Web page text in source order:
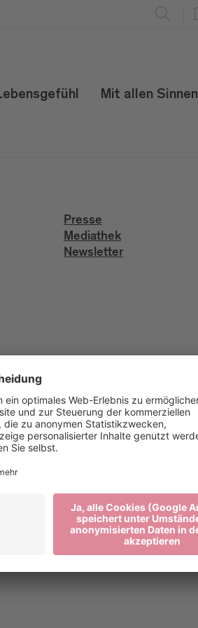
Mit allen Sinnen
Presse
Mediathek
Newsletter